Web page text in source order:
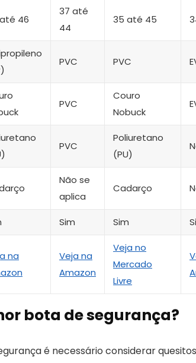
46
37 até
44
35 até 45
PVC PVC
PVC
Couro
Nobuck
PVC
Poliuretano
(PU)
Não se
aplica
Cadarço
Sim Sim
na
Veja na
Amazon
Veja no
Mercado
Livre
bota de segurança?
é necessário considerar